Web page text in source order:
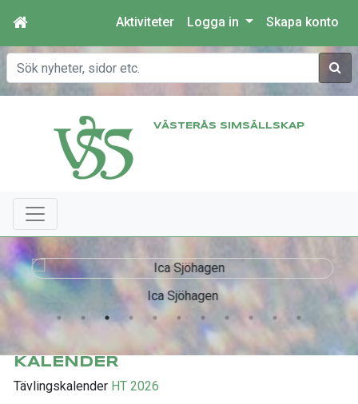
Aktiviteter Logga in Skapa konto
Sök
VÄSTERÅS SIMSÄLLSKAP
Ica Sjöhagen
KALENDER
Tävlingskalender HT 2026